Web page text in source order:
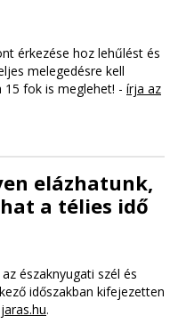
érkezése hoz lehűlést és
melegedésre kell
15 fok is meglehet! - írja az
elázhatunk,
a télies idő
északnyugati szél és
időszakban kifejezetten
.